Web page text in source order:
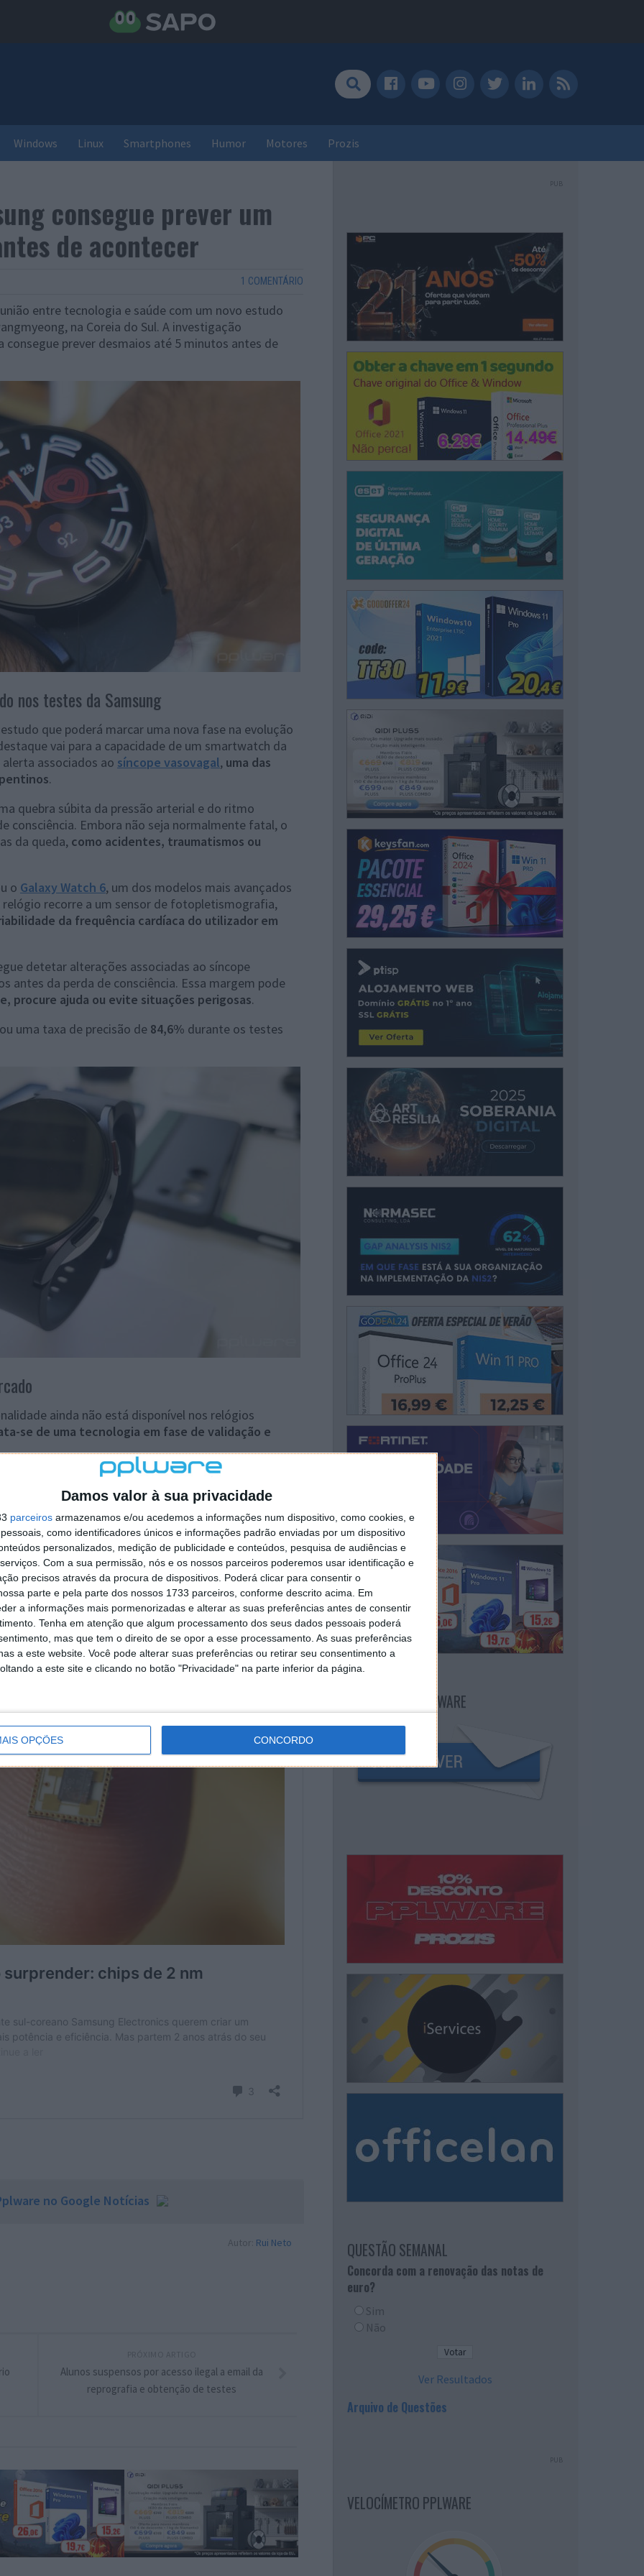
Damos valor à sua privacidade
parceiros armazenamos e/ou acedemos a informações num dispositivo, como cookies, e
como identificadores únicos e informações padrão enviadas por um dispositivo
personalizados, medição de publicidade e conteúdos, pesquisa de audiências e
Com a sua permissão, nós e os nossos parceiros poderemos usar identificação e
precisos através da procura de dispositivos. Poderá clicar para consentir o
parte e pela parte dos nossos 1733 parceiros, conforme descrito acima. Em
a informações mais pormenorizadas e alterar as suas preferências antes de consentir
Tenha em atenção que algum processamento dos seus dados pessoais poderá
mas que tem o direito de se opor a esse processamento. As suas preferências
a este website. Você pode alterar suas preferências ou retirar seu consentimento a
a este site e clicando no botão "Privacidade" na parte inferior da página.
OPÇÕES CONCORDO
Windows Linux Smartphones Humor Motores Prozis
consegue prever um
de acontecer
1 COMENTÁRIO
entre tecnologia e saúde com um novo estudo
na Coreia do Sul. A investigação
prever desmaios até 5 minutos antes de
nos testes da Samsung
que poderá marcar uma nova fase na evolução
vai para a capacidade de um smartwatch da
associados ao síncope vasovagal, uma das
.
quebra súbita da pressão arterial e do ritmo
consciência. Embora não seja normalmente fatal, o
da queda, como acidentes, traumatismos ou
o Galaxy Watch 6, um dos modelos mais avançados
recorre a um sensor de fotopletismografia,
da frequência cardíaca do utilizador em
detetar alterações associadas ao síncope
antes da perda de consciência. Essa margem pode
procure ajuda ou evite situações perigosas.
uma taxa de precisão de 84,6% durante os testes
ainda não está disponível nos relógios
se de uma tecnologia em fase de validação e
comprovar a eficácia do sistema é um sinal
da marca. Tudo indica que as próximas gerações de
de deteção preventiva
que o síncope vasovagal é mais comum do que
cerca de 40% da população mundialpossa sofrer pelo
no Google Notícias
Autor: Rui Neto
Alunos suspensos por acesso ilegal a email da
reprografia e obtenção de testes
PUB
NEWSLETTER PPLWARE
QUESTÃO SEMANAL
Concorda com a renovação das notas de
euro?
Sim
Não
Ver Resultados
Arquivo de Questões
PUB
VELOCÍMETRO PPLWARE